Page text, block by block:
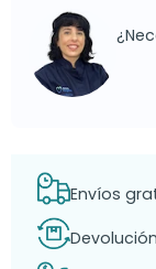
Envíos